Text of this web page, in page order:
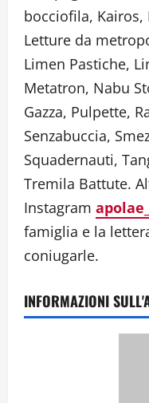
bocciofila, Kairos,
Letture da
Limen Pastiche,
Metatron, Nabu
Gazza, Pulpette,
Senzabuccia,
Squadernauti,
Tremila Battute.
Instagram
famiglia e la
coniugarle.
INFORMAZIONI